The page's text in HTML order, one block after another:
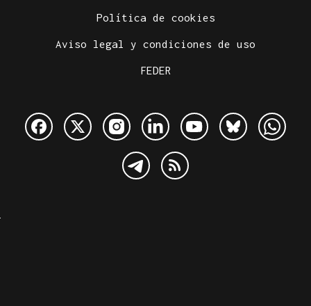
Política de cookies
Aviso legal y condiciones de uso
FEDER